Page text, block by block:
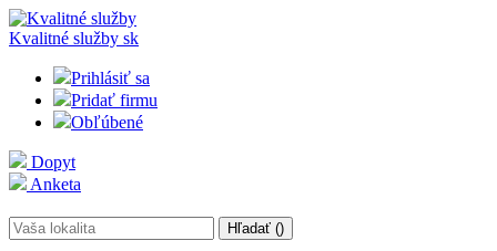
Kvalitné služby sk
Prihlásiť sa
Pridať firmu
Obľúbené
Dopyt
Anketa
Hľadať ()